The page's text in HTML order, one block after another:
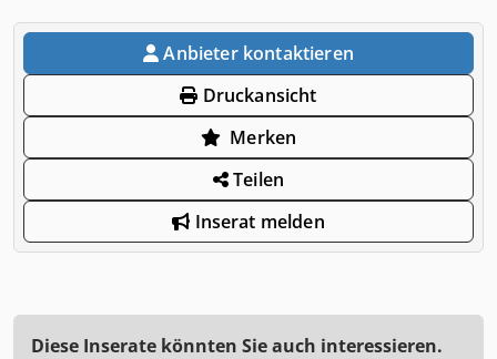
Anbieter kontaktieren
Druckansicht
Merken
Teilen
Inserat melden
Diese Inserate könnten Sie auch interessieren.